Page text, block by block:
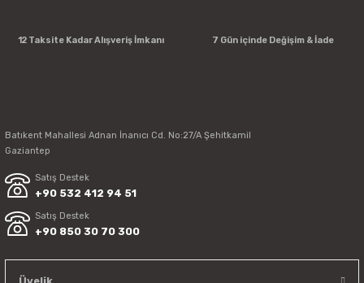
12 Taksite Kadar Alışveriş İmkanı 7 Gün içinde Değişim & İade
Batıkent Mahallesi Adnan İnanıcı Cd. No:27/A Şehitkamil
Gaziantep
Satış Destek
+90 532 412 94 51
Satış Destek
+90 850 30 70 300
Üyelik